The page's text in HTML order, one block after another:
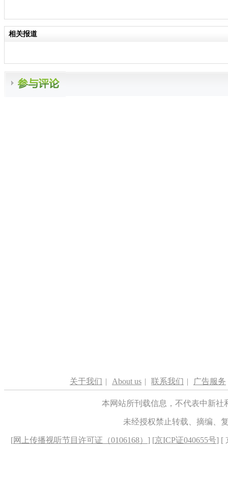
相关报道
关于我们 | About us | 联系我们 | 广告服务
本网站所刊载信息，不代表中新
未经授权禁止转载、摘编、
[网上传播视听节目许可证（0106168） ] [京ICP证040655号] [